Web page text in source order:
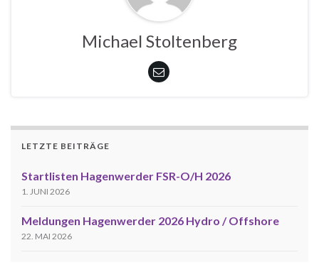
Michael Stoltenberg
LETZTE BEITRÄGE
Startlisten Hagenwerder FSR-O/H 2026
1. JUNI 2026
Meldungen Hagenwerder 2026 Hydro / Offshore
22. MAI 2026